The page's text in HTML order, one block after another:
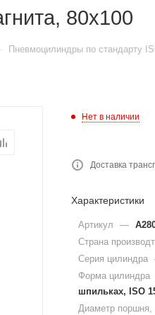
80x100
Пневмоцилиндры по стандарту
Нет в наличии
Доставка
Характеристики
Артикул —
Страна
Серия цилиндра
Форма цилиндра
шпильках, ISO
Диаметр